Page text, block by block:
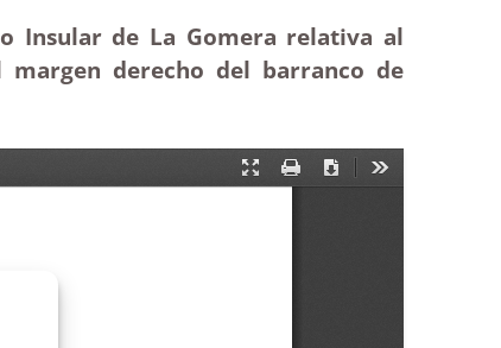
Insular de La Gomera relativa al
derecho del barranco de